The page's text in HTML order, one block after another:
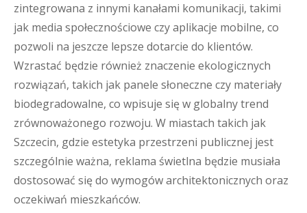
zintegrowana z innymi kanałami komunikacji, takimi
jak media społecznościowe czy aplikacje mobilne, co
pozwoli na jeszcze lepsze dotarcie do klientów.
Wzrastać będzie również znaczenie ekologicznych
rozwiązań, takich jak panele słoneczne czy materiały
biodegradowalne, co wpisuje się w globalny trend
zrównoważonego rozwoju. W miastach takich jak
Szczecin, gdzie estetyka przestrzeni publicznej jest
szczególnie ważna, reklama świetlna będzie musiała
dostosować się do wymogów architektonicznych oraz
oczekiwań mieszkańców.